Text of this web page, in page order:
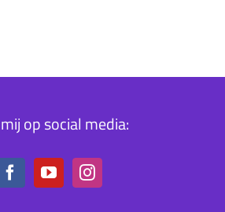
op social media: